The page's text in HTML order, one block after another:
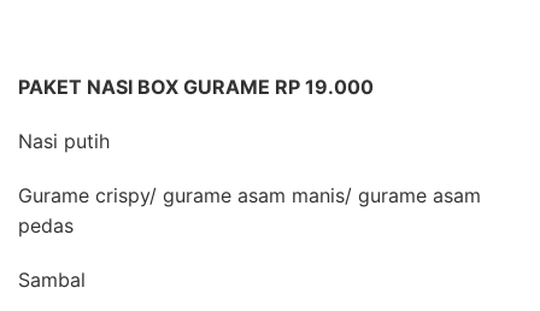
PAKET NASI BOX GURAME RP 19.000
Nasi putih
Gurame crispy/ gurame asam manis/ gurame asam
pedas
Sambal